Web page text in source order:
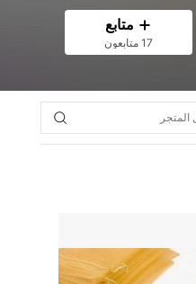
متابع
17 متابعون